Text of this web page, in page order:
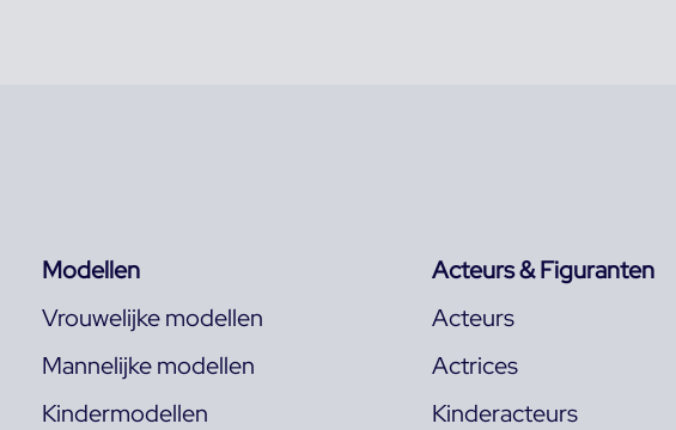
Modellen
Vrouwelijke modellen
Mannelijke modellen
Kindermodellen
Acteurs & Figuranten
Acteurs
Actrices
Kinderacteurs